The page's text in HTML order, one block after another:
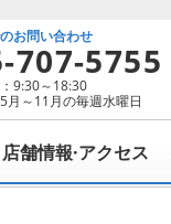
お問い合わせ
707-5755
9:30～18:30
月～11月の毎週水曜日
店舗情報·アクセス